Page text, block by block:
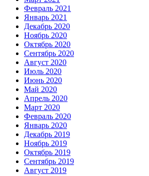
Февраль 2021
Январь 2021
Декабрь 2020
Ноябрь 2020
Октябрь 2020
Сентябрь 2020
Август 2020
Июль 2020
Июнь 2020
Май 2020
Апрель 2020
Март 2020
Февраль 2020
Январь 2020
Декабрь 2019
Ноябрь 2019
Октябрь 2019
Сентябрь 2019
Август 2019